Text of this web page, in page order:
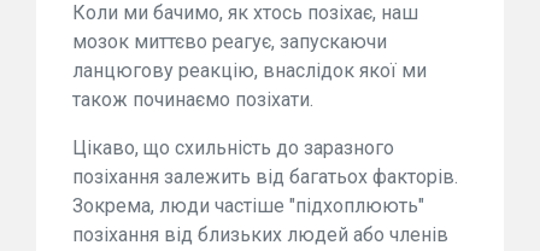
Коли ми бачимо, як хтось позіхає, наш
мозок миттєво реагує, запускаючи
ланцюгову реакцію, внаслідок якої ми
також починаємо позіхати.
Цікаво, що схильність до заразного
позіхання залежить від багатьох факторів.
Зокрема, люди частіше "підхоплюють"
позіхання від близьких людей або членів